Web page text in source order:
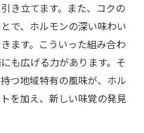
き立てます。また、コクの
で、ホルモンの深い味わい
ます。こういった組み合わ
も広げる力があります。そ
つ地域特有の風味が、ホル
を加え、新しい味覚の発見